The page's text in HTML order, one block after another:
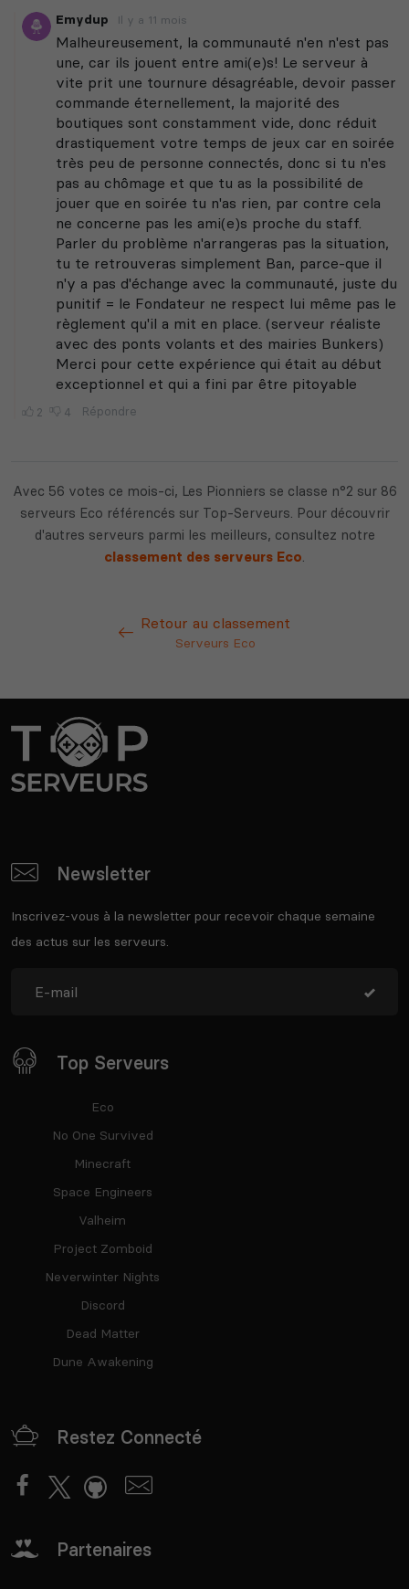
Avec 56 votes ce mois-ci, Les Pionniers se classe n°2 sur 86
serveurs Eco référencés sur Top-Serveurs. Pour découvrir
d'autres serveurs parmi les meilleurs, consultez notre
classement des serveurs Eco.
Retour au classement
Serveurs Eco
Newsletter
Inscrivez-vous à la newsletter pour recevoir chaque semaine
des actus sur les serveurs.
Top Serveurs
Eco
No One Survived
Minecraft
Space Engineers
Valheim
Project Zomboid
Neverwinter Nights
Discord
Dead Matter
Dune Awakening
Restez Connecté
Partenaires